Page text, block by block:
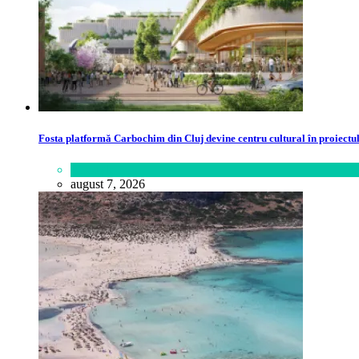
Fosta platformă Carbochim din Cluj devine centru cultural în
august 7, 2026